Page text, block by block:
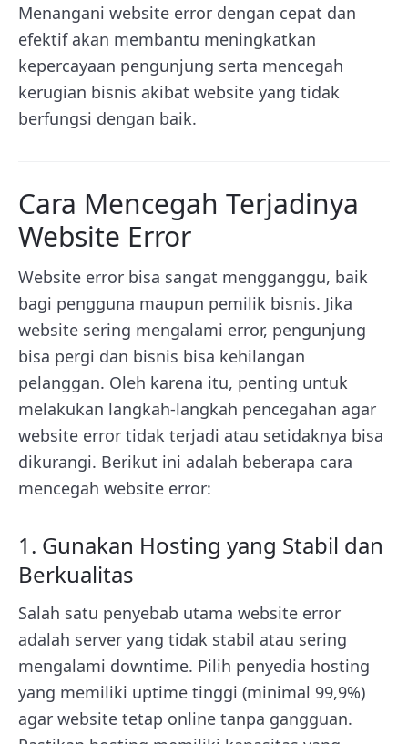
Menangani website error dengan cepat dan
efektif akan membantu meningkatkan
kepercayaan pengunjung serta mencegah
kerugian bisnis akibat website yang tidak
berfungsi dengan baik.
Cara Mencegah Terjadinya
Website Error
Website error bisa sangat mengganggu, baik
bagi pengguna maupun pemilik bisnis. Jika
website sering mengalami error, pengunjung
bisa pergi dan bisnis bisa kehilangan
pelanggan. Oleh karena itu, penting untuk
melakukan langkah-langkah pencegahan agar
website error tidak terjadi atau setidaknya bisa
dikurangi. Berikut ini adalah beberapa cara
mencegah website error:
1. Gunakan Hosting yang Stabil dan
Berkualitas
Salah satu penyebab utama website error
adalah server yang tidak stabil atau sering
mengalami downtime. Pilih penyedia hosting
yang memiliki uptime tinggi (minimal 99,9%)
agar website tetap online tanpa gangguan.